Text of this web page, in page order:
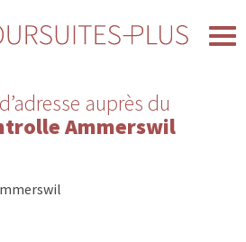
auprès du
Ammerswil